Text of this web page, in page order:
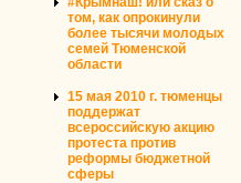
том, как опрокинули
более тысячи молодых
семей Тюменской
области
15 мая 2010 г. тюменцы
поддержат
всероссийскую акцию
протеста против
реформы бюджетной
сферы